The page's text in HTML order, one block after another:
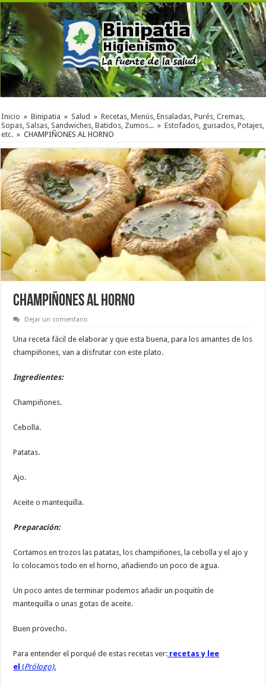
Inicio » Binipatia » Salud » Recetas, Menús, Ensaladas, Purés, Cremas,
Sopas, Salsas, Sandwiches, Batidos, Zumos... » Estofados, guisados, Potajes,
etc. » CHAMPIÑONES AL HORNO
CHAMPIÑONES AL HORNO
Dejar un comentario
Una receta fácil de elaborar y que esta buena, para los amantes de los
champiñones, van a disfrutar con este plato.
Ingredientes:
Champiñones.
Cebolla.
Patatas.
Ajo.
Aceite o mantequilla.
Preparación:
Cortamos en trozos las patatas, los champiñones, la cebolla y el ajo y
lo colocamos todo en el horno, añadiendo un poco de agua.
Un poco antes de terminar podemos añadir un poquitín de
mantequilla o unas gotas de aceite.
Buen provecho.
Para entender el porqué de estas recetas ver: recetas y lee
el(Prólogo).